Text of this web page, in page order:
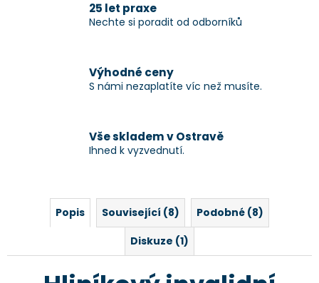
25 let praxe
Nechte si poradit od odborníků
Výhodné ceny
S námi nezaplatíte víc než musíte.
Vše skladem v Ostravě
Ihned k vyzvednutí.
Popis Související (8)
Podobné (8)
Diskuze (1)